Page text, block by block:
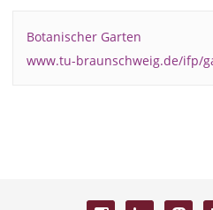
Botanischer Garten
www.tu-braunschweig.de/ifp/